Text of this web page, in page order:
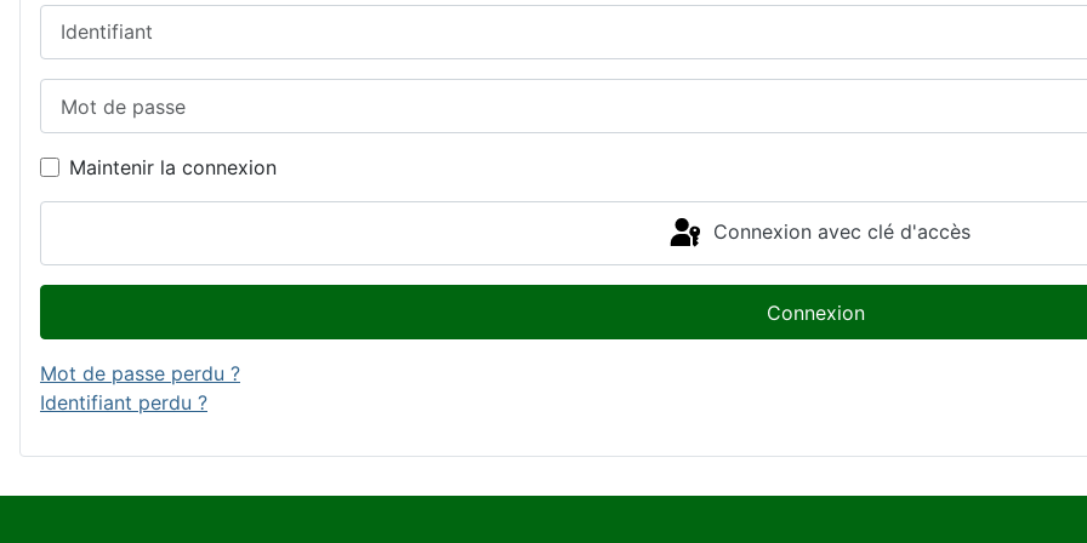
Maintenir la connexion
Connexion avec clé d'accès
Connexion
Mot de passe perdu ?
Identifiant perdu ?